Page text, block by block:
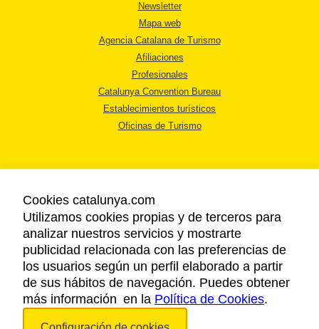
Newsletter
Mapa web
Agencia Catalana de Turismo
Afiliaciones
Profesionales
Catalunya Convention Bureau
Establecimientos turísticos
Oficinas de Turismo
AVISO LEGAL
POLÍTICA DE PRIVACIDAD
COOKIES
ACCESSIBILIDAD
Copyright © 2026. Agencia Catalana de Turismo. Todos los derechos
Cookies catalunya.com
Utilizamos cookies propias y de terceros para
analizar nuestros servicios y mostrarte
publicidad relacionada con las preferencias de
los usuarios según un perfil elaborado a partir
de sus hábitos de navegación. Puedes obtener
más información en la Política de Cookies.